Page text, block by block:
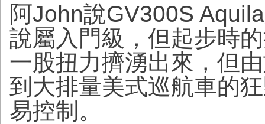
阿John說GV300S
說屬入門級，但起步時
一股扭力擠湧出來，但
到大排量美式巡航車的
易控制。